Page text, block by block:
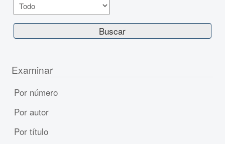
Examinar
Por número
Por autor
Por título